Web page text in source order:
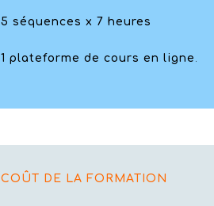
5 séquencesx 7 heures
1 plateforme de cours en ligne .
COÛT DE LA FORMATION